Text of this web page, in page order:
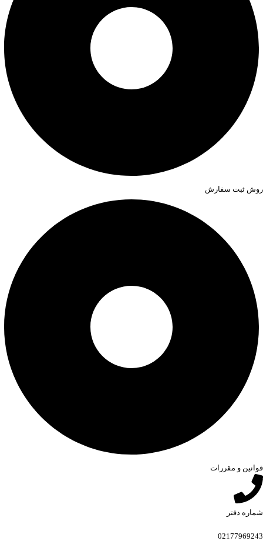
روش ثبت سفارش
قوانین و مقررات
شماره دفتر
02177969243